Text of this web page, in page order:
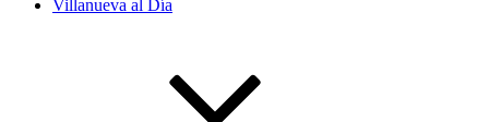
Villanueva al Día